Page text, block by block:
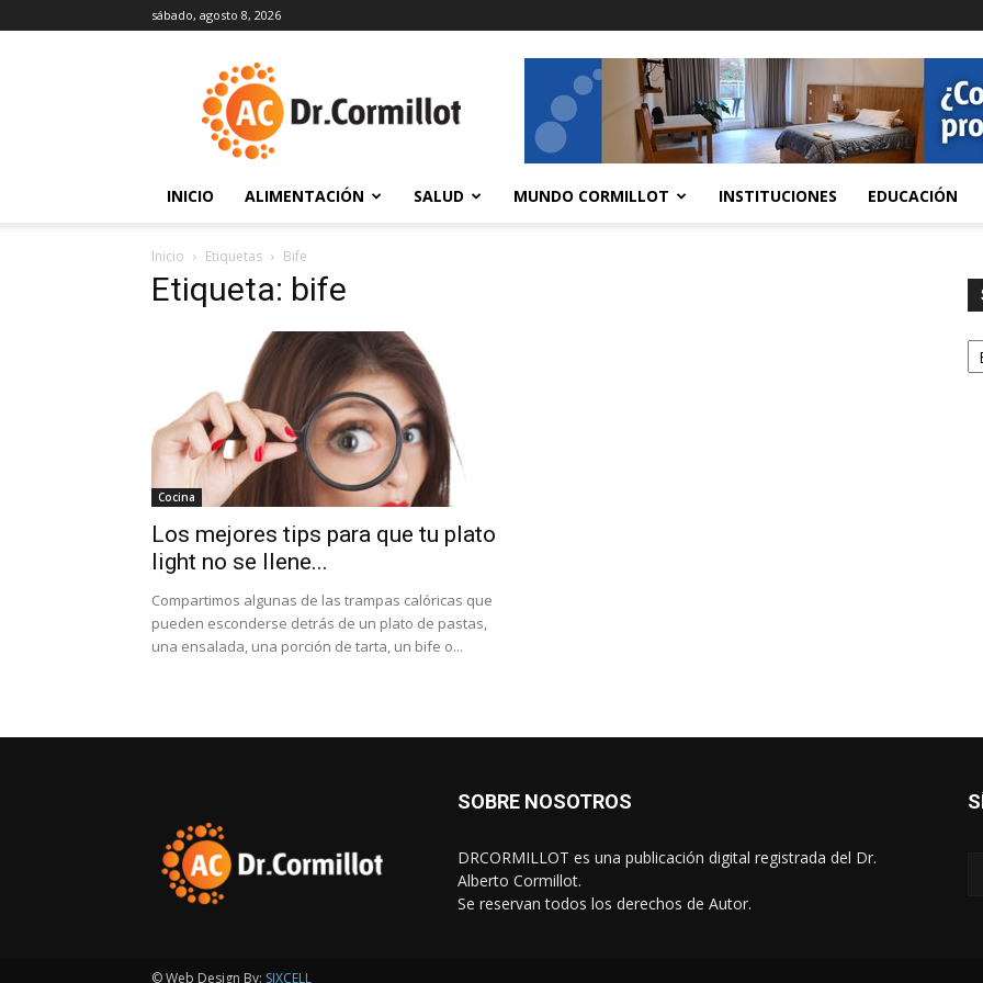
sábado, agosto 8, 2026
INICIO ALIMENTACIÓN SALUD MUNDO CORMILLOT INSTITUCIONES EDUCACIÓN
Inicio Etiquetas Bife
Etiqueta: bife
Cocina
Los mejores tips para que tu plato
light no se llene...
Compartimos algunas de las trampas calóricas que
pueden esconderse detrás de un plato de pastas,
una ensalada, una porción de tarta, un bife o...
SOBRE NOSOTROS
DRCORMILLOT es una publicación digital registrada del Dr.
Alberto Cormillot.
Se reservan todos los derechos de Autor.
© Web Design By: SIXCELL